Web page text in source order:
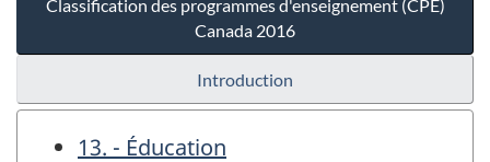
Classification des programmes d'enseignement (CPE)
Canada 2016
Introduction
13. - Éducation